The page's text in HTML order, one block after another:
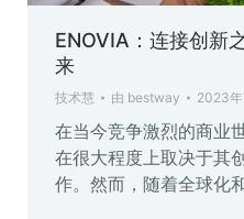
ENOVIA：连接创新
来
技术慧 由 bestway 2023
在当今竞争激烈的商业
在很大程度上取决于其
作。然而，随着全球化